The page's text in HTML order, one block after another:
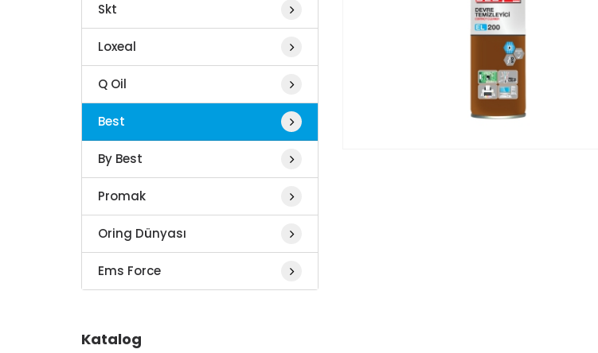
Skt
Loxeal
Q Oil
Best
By Best
Promak
Oring Dünyası
Ems Force
Katalog